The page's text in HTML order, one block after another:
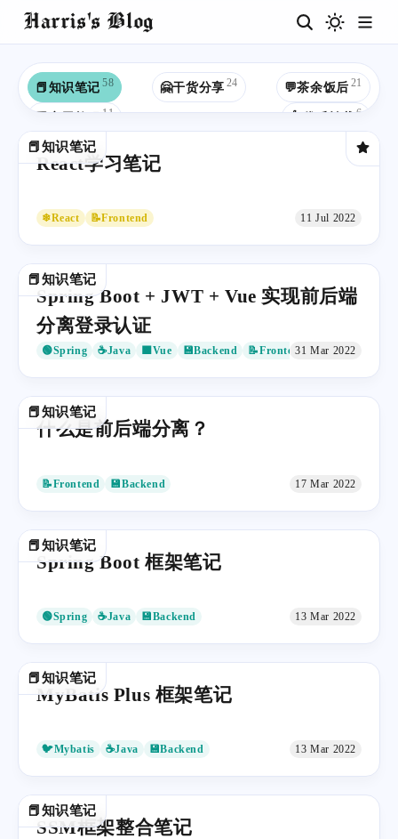
Harris's Blog
📕知识笔记 58 🤗干货分享 24 💬茶余饭后 21
11 6
📕知识笔记
React学习笔记
❄React 📝Frontend 11 Jul 2022
📕知识笔记
Spring Boot + JWT + Vue 实现前后端
分离登录认证
🟢Spring ☕Java 🟩Vue 💾Backend 📝Frontend31 Mar 2022
📕知识笔记
什么是前后端分离？
📝Frontend 💾Backend 17 Mar 2022
📕知识笔记
Spring Boot 框架笔记
🟢Spring ☕Java 💾Backend 13 Mar 2022
📕知识笔记
MyBatis Plus 框架笔记
🐦Mybatis ☕Java 💾Backend 13 Mar 2022
📕知识笔记
SSM框架整合笔记